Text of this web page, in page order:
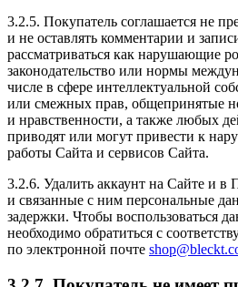
3.2.5. Покупатель соглашается не
и не оставлять комментарии и
рассматриваться как нарушающие
законодательство или нормы
числе в сфере интеллектуальной
или смежных прав, общепринятые
и нравственности, а также любых
приводят или могут привести к
работы Сайта и сервисов Сайта.
3.2.6. Удалить аккаунт на Сайте и
и связанные с ним персональные
задержки. Чтобы воспользоваться
необходимо обратиться c
по электронной почте